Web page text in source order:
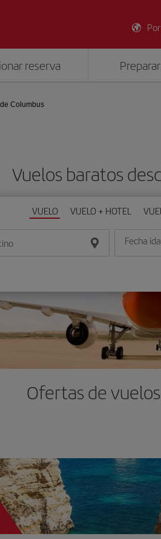
reserva
Columbus
Vuelos baratos
VUELO VUELO + HOTEL
Fecha ida
Introduce la
Ofertas de